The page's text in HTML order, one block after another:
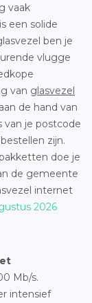
vaak
een solide
ben je
vlugge
van glasvezel
de hand van
van je postcode
zijn.
doe je
de gemeente
internet
2026
Mb/s.
intensief